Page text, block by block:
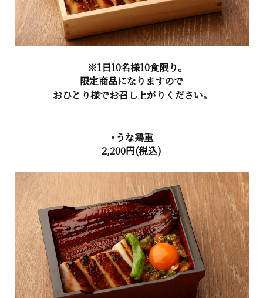
※1日10名様10食限り。
限定商品になりますので
おひとり様でお召し上がりください。
・うな鶏重
2,200円(税込)